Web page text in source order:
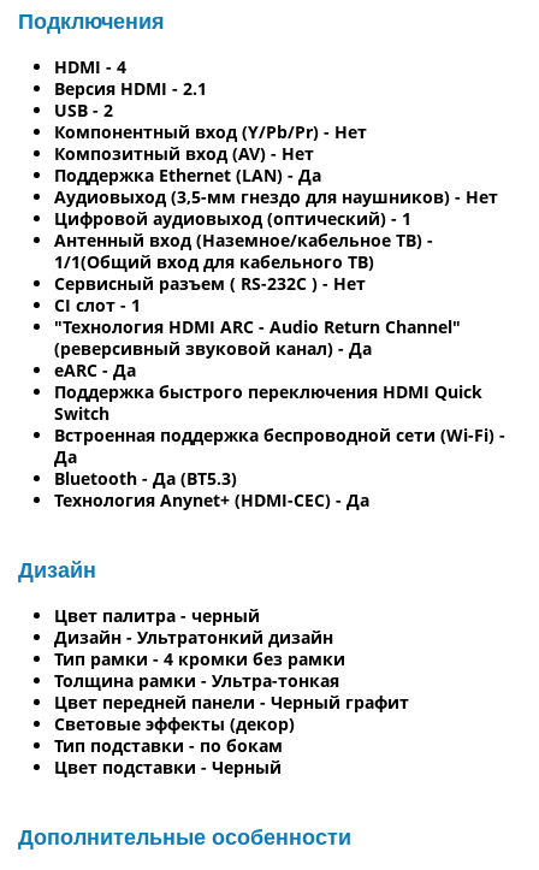
Подключения
HDMI - 4
Версия HDMI - 2.1
USB - 2
Компонентный вход (Y/Pb/Pr) - Нет
Композитный вход (AV) - Нет
Поддержка Ethernet (LAN) - Да
Аудиовыход (3,5-мм гнездо для наушников) - Нет
Цифровой аудиовыход (оптический) - 1
Антенный вход (Наземное/кабельное ТВ) -
1/1(Общий вход для кабельного ТВ)
Сервисный разъем ( RS-232C ) - Нет
CI слот - 1
"Технология HDMI ARC - Audio Return Channel"
(реверсивный звуковой канал) - Да
eARC - Да
Поддержка быстрого переключения HDMI Quick
Switch
Встроенная поддержка беспроводной сети (Wi-Fi) -
Да
Bluetooth - Да (BT5.3)
Технология Anynet+ (HDMI-CEC) - Да
Дизайн
Цвет палитра - черный
Дизайн - Ультратонкий дизайн
Тип рамки - 4 кромки без рамки
Толщина рамки - Ультра-тонкая
Цвет передней панели - Черный графит
Световые эффекты (декор)
Тип подставки - по бокам
Цвет подставки - Черный
Дополнительные особенности